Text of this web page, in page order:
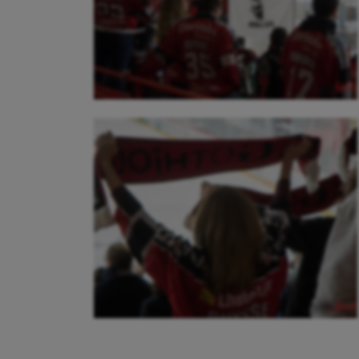
Cerf Volant
Course à pied
Crossfit